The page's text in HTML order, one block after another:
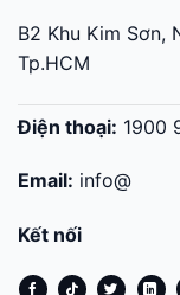
B2 Khu Kim Sơn,
Tp.HCM
Điện thoại: 1900
Email: info@
Kết nối